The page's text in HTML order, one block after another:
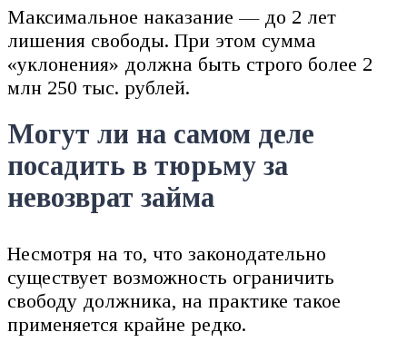
Максимальное наказание — до 2 лет
лишения свободы. При этом сумма
«уклонения» должна быть строго более 2
млн 250 тыс. рублей.
Могут ли на самом деле
посадить в тюрьму за
невозврат займа
Несмотря на то, что законодательно
существует возможность ограничить
свободу должника, на практике такое
применяется крайне редко.